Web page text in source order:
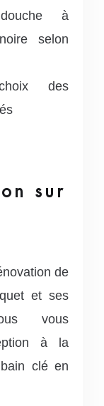
à
selon
des
sur
de
et ses
vous
à la
clé en